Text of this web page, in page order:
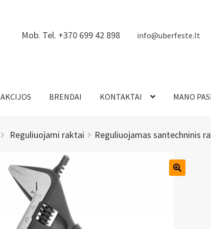
Mob. Tel. +370 699 42 898 info@uberfeste.lt
AKCIJOS BRENDAI KONTAKTAI MANO
Reguliuojami raktai Reguliuojamas santechninis